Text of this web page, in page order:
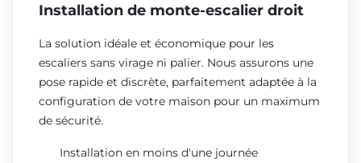
Installation de monte-escalier droit
La solution idéale et économique pour les
escaliers sans virage ni palier. Nous assurons une
pose rapide et discrète, parfaitement adaptée à la
configuration de votre maison pour un maximum
de sécurité.
Installation en moins d'une journée